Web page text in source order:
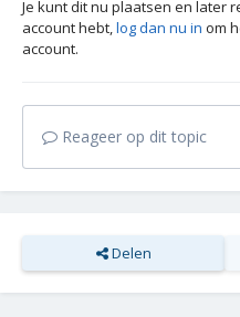
Je kunt dit nu plaatsen en later
account hebt,log dan nu in om
account.
Reageer op dit topic
Delen